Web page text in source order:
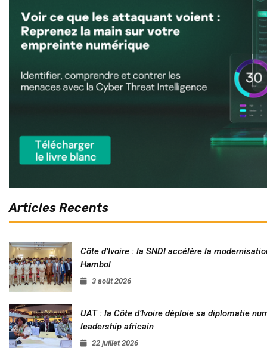
Articles Recents
Côte d’Ivoire : la SNDI accélère la
Hambol
3 août 2026
UAT : la Côte d’Ivoire déploie sa diplomatie
leadership africain
22 juillet 2026